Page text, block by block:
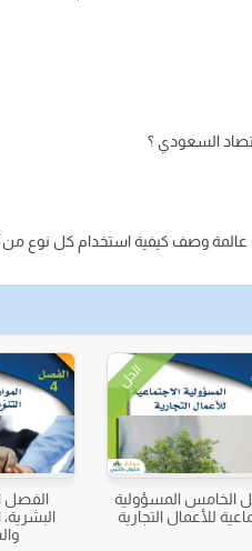
السعودي ؟
عالمة وصف كيفية استخدام كل نوع من
الحل
الخامس المسؤولية
للأعمال التجارية
الفصل
البشرية،